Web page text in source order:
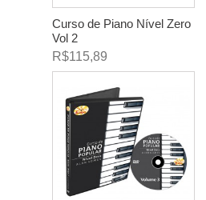
Curso de Piano Nível Zero
Vol 2
R$115,89